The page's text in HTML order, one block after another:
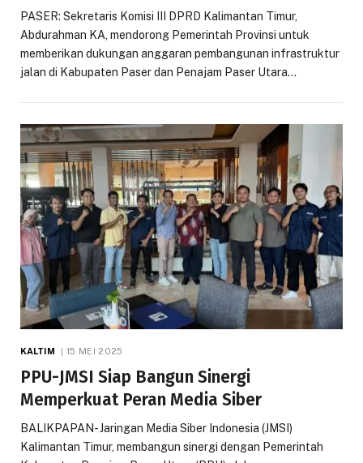
PASER: Sekretaris Komisi III DPRD Kalimantan Timur,
Abdurahman KA, mendorong Pemerintah Provinsi untuk
memberikan dukungan anggaran pembangunan infrastruktur
jalan di Kabupaten Paser dan Penajam Paser Utara…
KALTIM 15 MEI 2025
PPU-JMSI Siap Bangun Sinergi
Memperkuat Peran Media Siber
BALIKPAPAN- Jaringan Media Siber Indonesia (JMSI)
Kalimantan Timur, membangun sinergi dengan Pemerintah